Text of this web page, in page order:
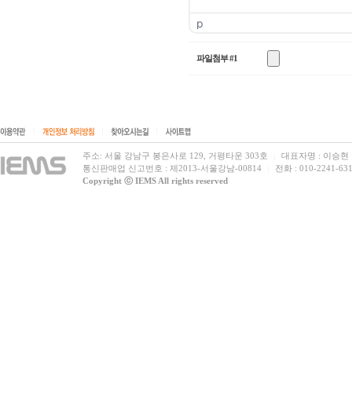
p
파일첨부 #1
주소: 서울 강남구 봉은사로 129, 거평타운 303호
대표자명 : 이승현
통신판매업 신고번호 : 제2013-서울강남-00814
전화 : 010-2241-
Copyright ⓒ IEMS All rights reserved